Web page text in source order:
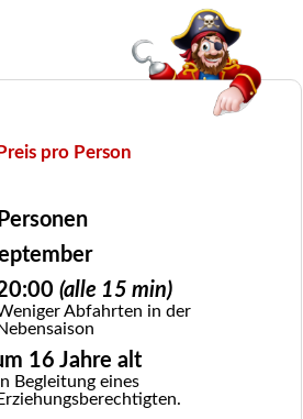
Preis pro Person
(alle 15 min)
Abfahrten in der
16 Jahre alt
In Begleitung eines
Erziehungsberechtigten.